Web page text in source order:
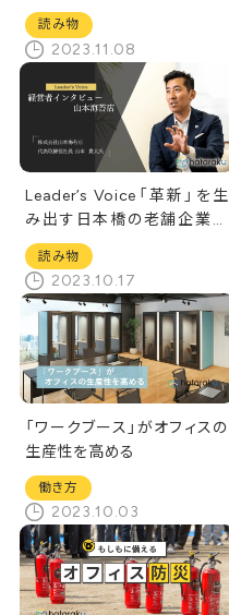
み
読み物
2023.11.08
Leader’s Voice「革新」を生
み出す日本橋の老舗企業
山本海苔店
読み物
2023.10.17
「ワークブース」がオフィスの
生産性を高める
働き方
2023.10.03